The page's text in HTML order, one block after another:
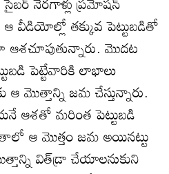
ఆ వీడియోల్లో తక్కువ పెట్టుబడితో
ఆశచూపుతున్నారు. మొదట
పెట్టేవారికి లాభాలు
మొత్తాన్ని జమ చేస్తున్నారు.
ఆశతో మరింత పెట్టుబడి
ఆ మొత్తం జమ అయినట్టు
విత్‌డ్రా చేయాలనుకుని